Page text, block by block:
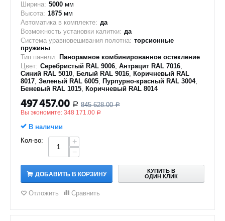
Ширина: 5000 мм
Высота: 1875 мм
Автоматика в комплекте: да
Возможность установки калитки: да
Система уравновешивания полотна: торсионные
пружины
Тип панели: Панорамное комбинированное остекление
Цвет: Серебристый RAL 9006, Антрацит RAL 7016,
Синий RAL 5010, Белый RAL 9016, Коричневый RAL
8017, Зеленый RAL 6005, Пурпурно-красный RAL 3004,
Бежевый RAL 1015, Коричневый RAL 8014
497 457.00 Р 845 628.00 Р
Вы экономите: 348 171.00 Р
В наличии
Кол-во:
+
−
ДОБАВИТЬ В КОРЗИНУ
КУПИТЬ В
ОДИН КЛИК
Отложить Сравнить